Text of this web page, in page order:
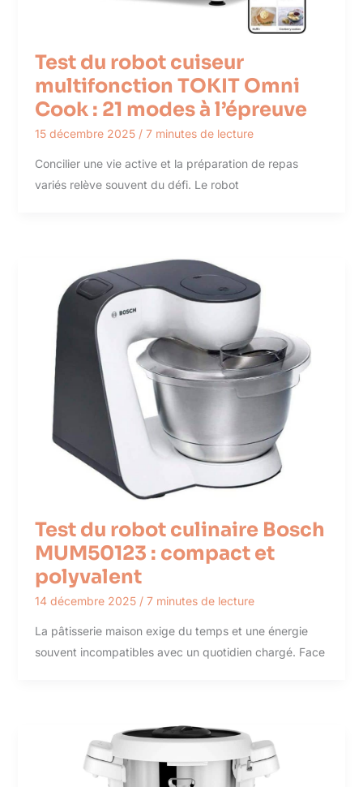
Test du robot cuiseur
multifonction TOKIT Omni
Cook : 21 modes à l’épreuve
15 décembre 2025 / 7 minutes de lecture
Concilier une vie active et la préparation de repas
variés relève souvent du défi. Le robot
Test du robot culinaire Bosch
MUM50123 : compact et
polyvalent
14 décembre 2025 / 7 minutes de lecture
La pâtisserie maison exige du temps et une énergie
souvent incompatibles avec un quotidien chargé. Face